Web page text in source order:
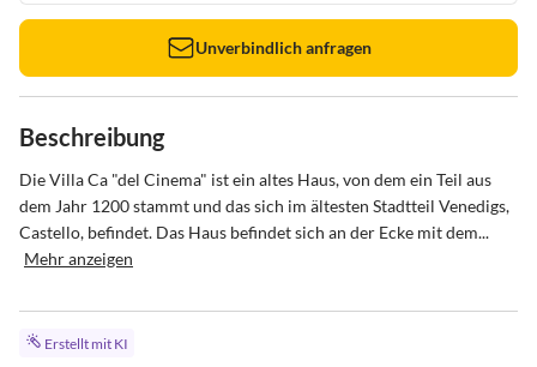
Unverbindlich anfragen
Beschreibung
Die Villa Ca "del Cinema" ist ein altes Haus, von dem ein Teil aus
dem Jahr 1200 stammt und das sich im ältesten Stadtteil Venedigs,
Castello, befindet. Das Haus befindet sich an der Ecke mit dem...
Mehr anzeigen
Erstellt mit KI